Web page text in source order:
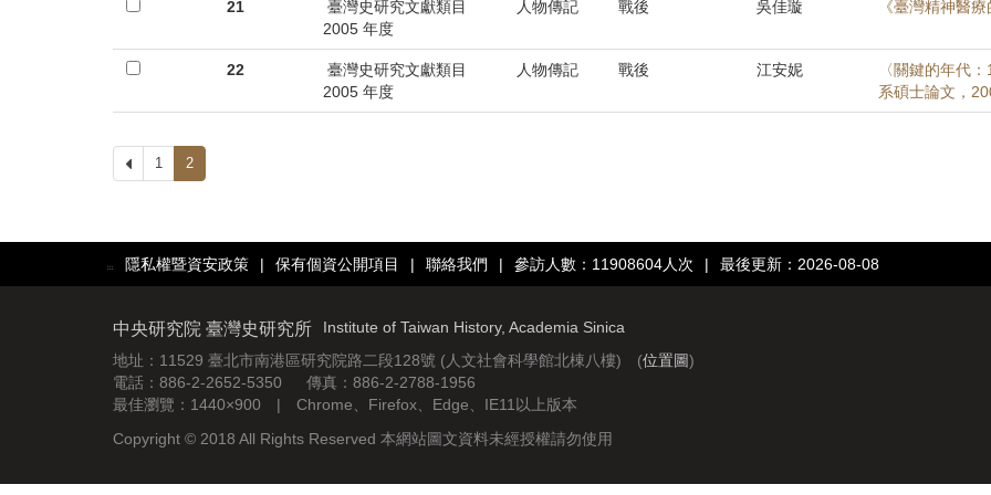
頁
21
臺灣史研究文獻類目
2005 年度
人物傳記 戰後 吳佳璇 《臺灣精神醫
22
臺灣史研究文獻類目
2005 年度
人物傳記 戰後 江安妮
〈關鍵的年代
系碩士論文，
上
一
1 2
::: 隱私權暨資安政策 | 保有個資公開項目 | 聯絡我們 | 參訪人數：11908604人次 | 最後更新：2026-08-08
中央研究院 臺灣史研究所
Institute of Taiwan History, Academia Sinica
地址：11529 臺北市南港區研究院路二段128號 (人文社會科學館北棟八樓) (位置圖)
電話：886-2-2652-5350 傳真：886-2-2788-1956
最佳瀏覽：1440×900 | Chrome、Firefox、Edge、IE11以上版本
Copyright © 2018 All Rights Reserved 本網站圖文資料未經授權請勿使用